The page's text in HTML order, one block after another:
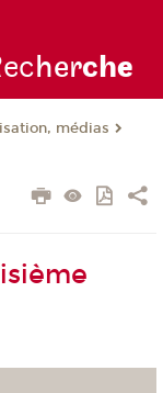
herche
médias